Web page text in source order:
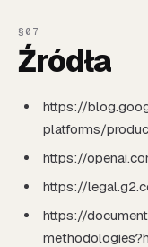
Źródła
https://
platforms/
https://
https://
https://